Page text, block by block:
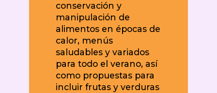
conservación y
manipulación de
alimentos en épocas de
calor, menús
saludables y variados
para todo el verano, así
como propuestas para
incluir frutas y verduras